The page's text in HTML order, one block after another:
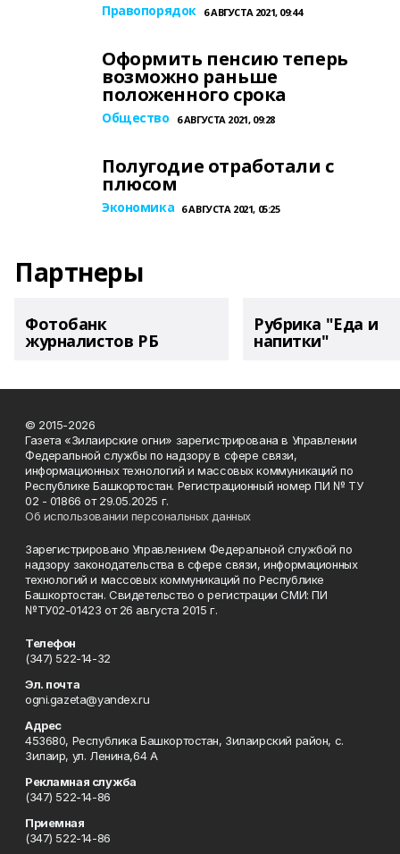
Правопорядок 6 АВГУСТА 2021, 09:44
Оформить пенсию теперь
возможно раньше
положенного срока
Общество 6 АВГУСТА 2021, 09:28
Полугодие отработали с
плюсом
Экономика 6 АВГУСТА 2021, 05:25
Партнеры
Фотобанк
журналистов РБ
Рубрика "Еда и
напитки"
© 2015-2026
Газета «Зилаирские огни» зарегистрирована в Управлении
Федеральной службы по надзору в сфере связи,
информационных технологий и массовых коммуникаций по
Республике Башкортостан. Регистрационный номер ПИ № ТУ
02 - 01866 от 29.05.2025 г.
Об использовании персональных данных
Зарегистрировано Управлением Федеральной службой по
надзору законодательства в сфере связи, информационных
технологий и массовых коммуникаций по Республике
Башкортостан. Свидетельство о регистрации СМИ: ПИ
№ТУ02-01423 от 26 августа 2015 г.
Телефон
(347) 522-14-32
Эл. почта
ogni.gazeta@yandex.ru
Адрес
453680, Республика Башкортостан, Зилаирский район, с.
Зилаир, ул. Ленина,64 А
Рекламная служба
(347) 522-14-86
Приемная
(347) 522-14-86